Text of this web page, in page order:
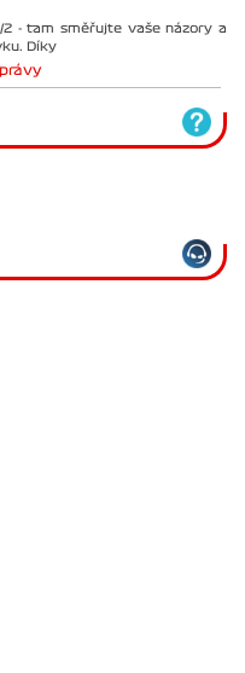
- tam směřujte vaše názory a
Díky